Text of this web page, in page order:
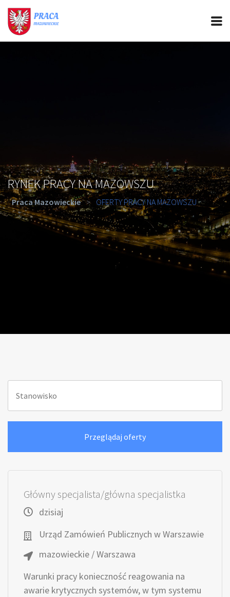
RYNEK PRACY NA MAZOWSZU
Praca Mazowieckie > OFERTY PRACY NA MAZOWSZU
Główny specjalista/główna specjalistka
dzisiaj
Urząd Zamówień Publicznych w Warszawie
mazowieckie / Warszawa
Warunki pracy konieczność reagowania na
awarie krytycznych systemów, w tym systemu